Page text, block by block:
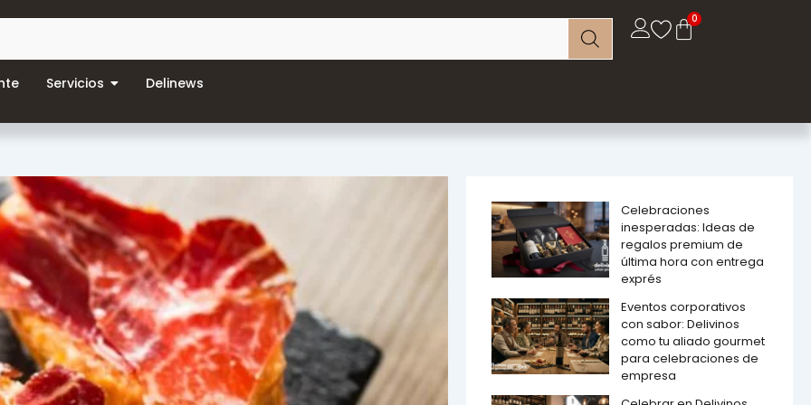
Servicios Delinews
Celebraciones
inesperadas: Ideas de
regalos premium de
última hora con entrega
exprés
Eventos corporativos
con sabor: Delivinos
como tu aliado gourmet
para celebraciones de
empresa